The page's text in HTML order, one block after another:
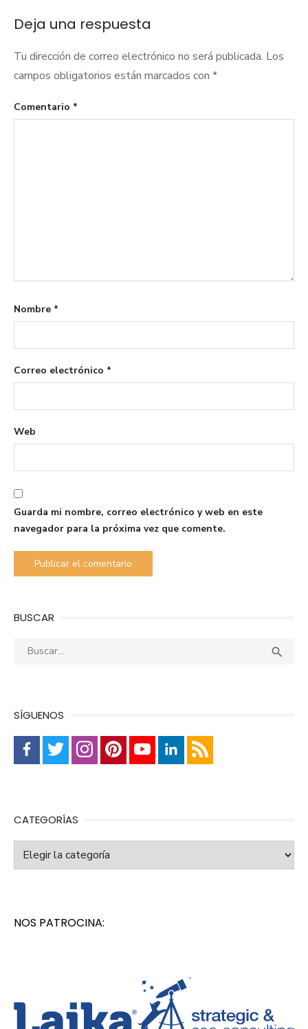
Deja una respuesta
Tu dirección de correo electrónico no será publicada. Los
campos obligatorios están marcados con *
Comentario *
Nombre *
Correo electrónico *
Web
Guarda mi nombre, correo electrónico y web en este
navegador para la próxima vez que comente.
BUSCAR
Buscar: 
SÍGUENOS
CATEGORÍAS
Categorías
NOS PATROCINA: